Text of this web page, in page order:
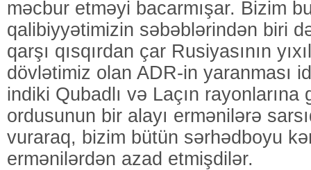
məcbur etməyi bacarmışar. Bizim
qalibiyyətimizin səbəblərindən biri
qarşı qısqırdan çar Rusiyasının
dövlətimiz olan ADR-in yaranması
indiki Qubadlı və Laçın
ordusunun bir alayı ermənilərə
vuraraq, bizim bütün sərhədboyu
ermənilərdən azad etmişdilər.